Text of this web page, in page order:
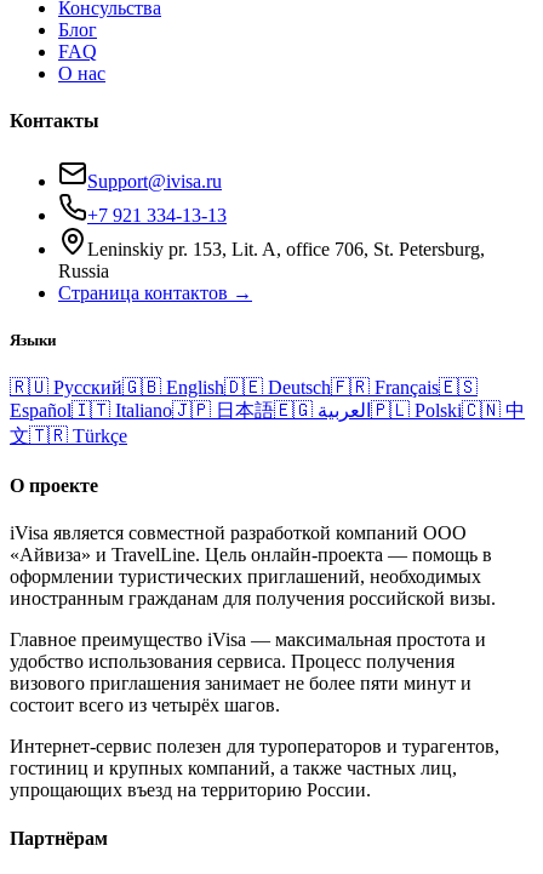
Консульства
Блог
FAQ
О нас
Контакты
Support@ivisa.ru
+7 921 334-13-13
Leninskiy pr. 153, Lit. A, office 706, St. Petersburg,
Russia
Страница контактов →
Языки
🇷🇺 Русский🇬🇧 English🇩🇪 Deutsch🇫🇷 Français🇪🇸
Español🇮🇹 Italiano🇯🇵 日本語🇪🇬 العربية 🇵🇱 Polski🇨🇳 中
文🇹🇷 Türkçe
О проекте
iVisa является совместной разработкой компаний ООО
«Айвиза» и TravelLine. Цель онлайн-проекта — помощь в
оформлении туристических приглашений, необходимых
иностранным гражданам для получения российской визы.
Главное преимущество iVisa — максимальная простота и
удобство использования сервиса. Процесс получения
визового приглашения занимает не более пяти минут и
состоит всего из четырёх шагов.
Интернет-сервис полезен для туроператоров и турагентов,
гостиниц и крупных компаний, а также частных лиц,
упрощающих въезд на территорию России.
Партнёрам